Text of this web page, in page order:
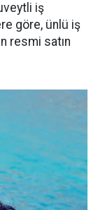
iş
göre, ünlü iş
resmi satın